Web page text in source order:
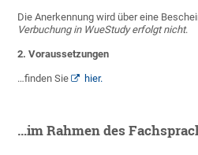
Die Anerkennung wird über eine
Verbuchung in WueStudy erfolgt nicht.
2. Voraussetzungen
…finden Sie hier.
…im Rahmen des